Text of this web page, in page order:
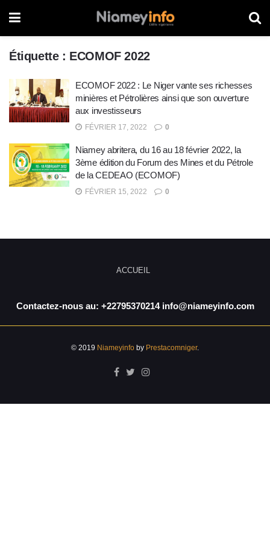
Étiquette : ECOMOF 2022
ECOMOF 2022 : Le Niger vante ses richesses
minières et Pétrolières ainsi que son ouverture
aux investisseurs
FÉVRIER 17, 2022 0
Niamey abritera, du 16 au 18 février 2022, la
3ème édition du Forum des Mines et du Pétrole
de la CEDEAO (ECOMOF)
FÉVRIER 15, 2022 0
ACCUEIL
Contactez-nous au: +22795370214 info@niameyinfo.com
© 2019 Niameyinfo by Prestacomniger.